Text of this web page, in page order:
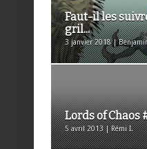
Faut-il les
gril...
3 janvier 2018 |
Lords of Chaos
5 avril 2013 | Rémi I.